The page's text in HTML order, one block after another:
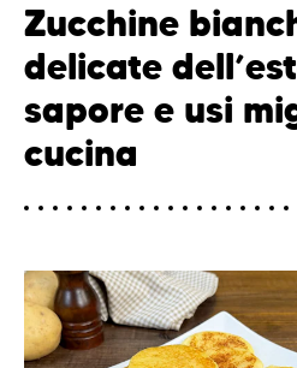
Zucchine
delicate
sapore e usi
cucina